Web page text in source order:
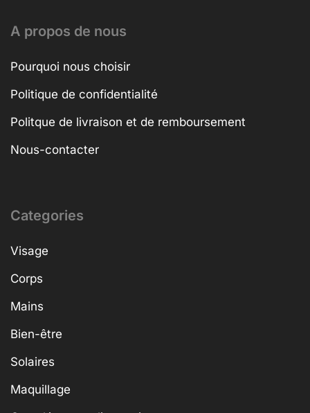
A propos de nous
Pourquoi nous choisir
Politique de confidentialité
Politque de livraison et de remboursement
Nous-contacter
Categories
Visage
Corps
Mains
Bien-être
Solaires
Maquillage